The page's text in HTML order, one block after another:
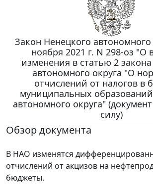
Закон Ненецкого автономного
ноября 2021 г. N 298-оз "О
изменения в статью 2
автономного округа "О
отчислений от налогов в
муниципальных
автономного округа"
силу)
Обзор документа
В НАО изменятся
отчислений от акцизов на
бюджеты.